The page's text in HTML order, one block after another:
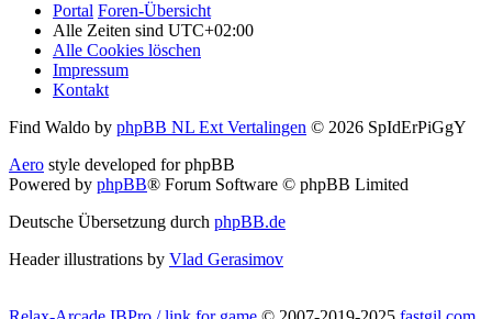
Portal Foren-Übersicht
Alle Zeiten sind UTC+02:00
Alle Cookies löschen
Impressum
Kontakt
Find Waldo by phpBB NL Ext Vertalingen © 2026 SpIdErPiGgY
Aero style developed for phpBB
Powered by phpBB® Forum Software © phpBB Limited
Deutsche Übersetzung durch phpBB.de
Header illustrations by Vlad Gerasimov